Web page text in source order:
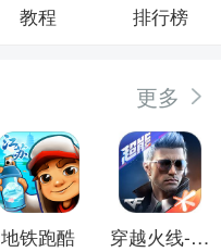
教程 排行榜
更多
地铁跑酷 穿越火线-枪战王者